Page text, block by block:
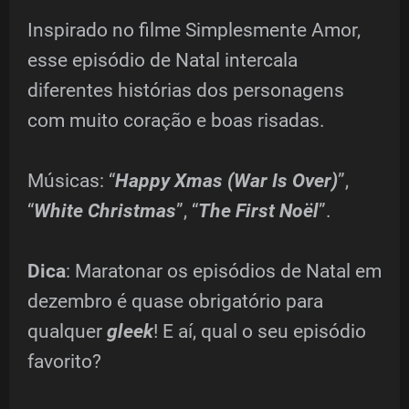
Inspirado no filme Simplesmente Amor,
esse episódio de Natal intercala
diferentes histórias dos personagens
com muito coração e boas risadas.
Músicas: “Happy Xmas (War Is Over)”,
“White Christmas”, “The First Noël”.
Dica: Maratonar os episódios de Natal em
dezembro é quase obrigatório para
qualquer gleek! E aí, qual o seu episódio
favorito?